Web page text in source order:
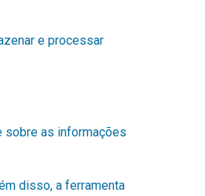
e processar
sobre as informações
disso, a ferramenta